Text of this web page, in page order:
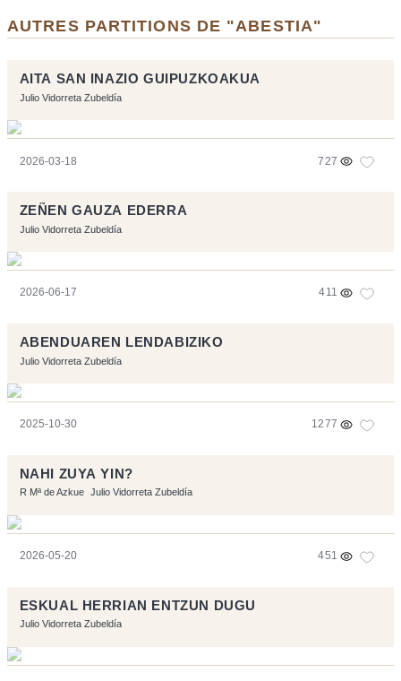
AUTRES PARTITIONS DE "ABESTIA"
AITA SAN INAZIO GUIPUZKOAKUA
Julio Vidorreta Zubeldía
2026-03-18 727
ZEÑEN GAUZA EDERRA
Julio Vidorreta Zubeldía
2026-06-17 411
ABENDUAREN LENDABIZIKO
Julio Vidorreta Zubeldía
2025-10-30 1277
NAHI ZUYA YIN?
R Mª de Azkue Julio Vidorreta Zubeldía
2026-05-20 451
ESKUAL HERRIAN ENTZUN DUGU
Julio Vidorreta Zubeldía